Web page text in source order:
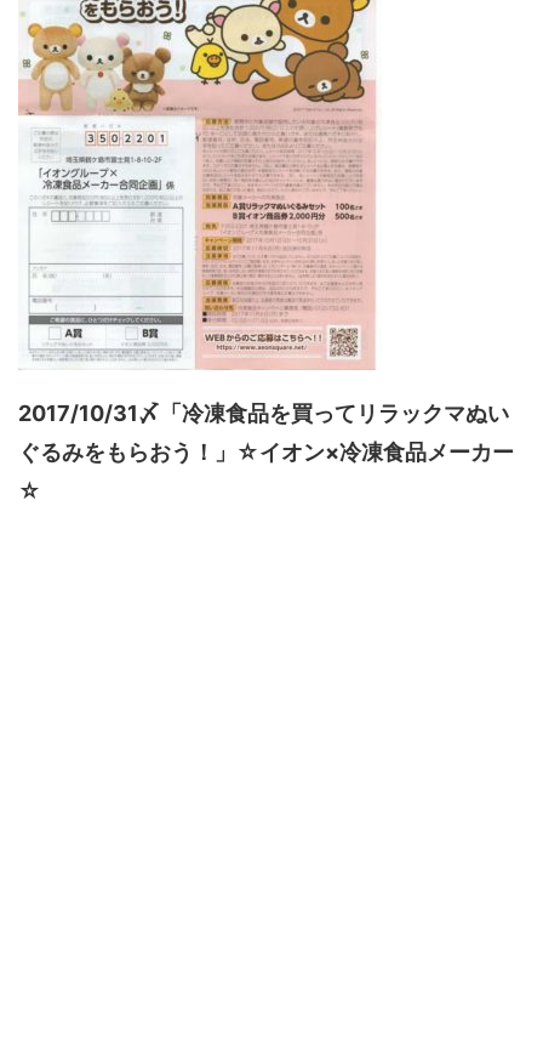
2017/10/31〆「冷凍食品を買ってリラックマぬい
ぐるみをもらおう！」☆イオン×冷凍食品メーカー
☆